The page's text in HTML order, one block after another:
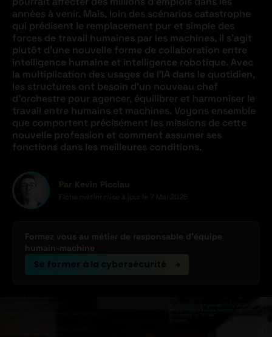
années à venir. Mais, loin des scénarios catastrophe
qui prédisent le remplacement pur et simple des
forces de travail humaines par les machines, il s’agit
plutôt d’une nouvelle forme de collaboration entre
intelligence humaine et intelligence robotique. Avec
la multiplication des usages de l’IA dans le quotidien,
les structures ont besoin d’un nouveau chef
d’orchestre pour agencer, équilibrer et harmoniser le
travail entre humains et machines. Voyons ensemble
que comportent précisément les missions de cette
nouvelle profession et comment assumer ses
fonctions dans les meilleures conditions.
Par Kevin Picciau
Fiche métier mise à jour le 7 Mai 2026
Formez vous au métier de responsable d’équipe
humain-machine
Se former à la cybersécurité